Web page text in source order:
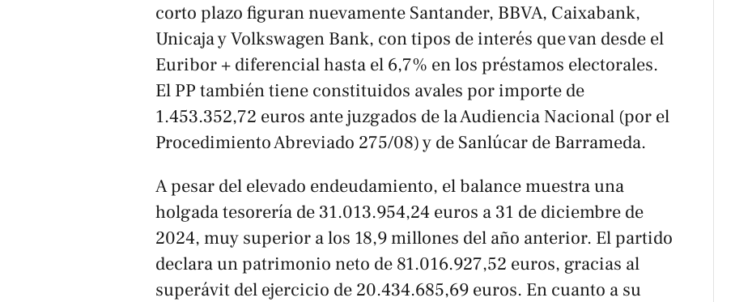
corto plazo figuran nuevamente Santander, BBVA, Caixabank,
Unicaja y Volkswagen Bank, con tipos de interés que van desde el
Euribor + diferencial hasta el 6,7% en los préstamos electorales.
El PP también tiene constituidos avales por importe de
1.453.352,72 euros ante juzgados de la Audiencia Nacional (por el
Procedimiento Abreviado 275/08) y de Sanlúcar de Barrameda.
A pesar del elevado endeudamiento, el balance muestra una
holgada tesorería de 31.013.954,24 euros a 31 de diciembre de
2024, muy superior a los 18,9 millones del año anterior. El partido
declara un patrimonio neto de 81.016.927,52 euros, gracias al
superávit del ejercicio de 20.434.685,69 euros. En cuanto a su